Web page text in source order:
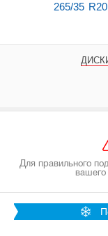
265/35 R20
Для правильного
вашего